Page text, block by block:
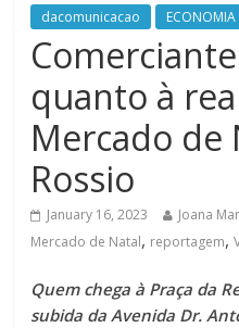
dacomunicacao ECONOMIA
quanto à
Mercado de
Rossio
January 16, 2023 Joana
Mercado de Natal, reportagem,
Quem chega à Praça da
subida da Avenida Dr.